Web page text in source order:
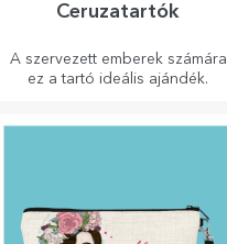
Ceruzatartók
A szervezett emberek számára
ez a tartó ideális ajándék.